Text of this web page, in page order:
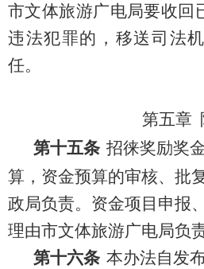
市文体旅游广电局要收回
违法犯罪的， 移送司法
任。
第五章
第十五条 招徕奖励奖
算， 资金预算的审核、批
政局负责。资金项目申报
理由市文体旅游广电局负责
第十六条 本办法自发